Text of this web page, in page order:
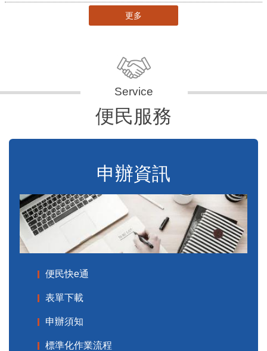
更多
便民服務
申辦資訊
便民快e通
表單下載
申辦須知
標準化作業流程